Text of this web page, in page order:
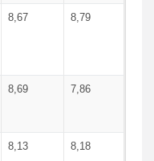
8,67 8,79
8,69 7,86
8,13 8,18